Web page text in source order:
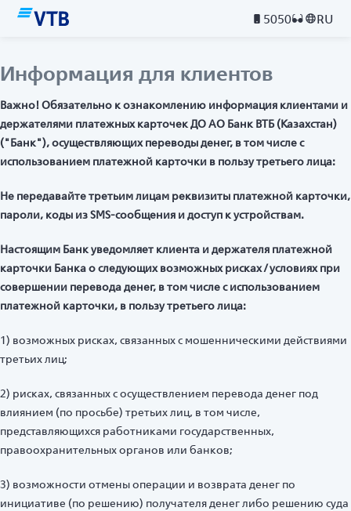
5050 RU
Информация для клиентов
Важно! Обязательно к ознакомлению информация клиентами и
держателями платежных карточек ДО АО Банк ВТБ (Казахстан)
("Банк"), осуществляющих переводы денег, в том числе с
использованием платежной карточки в пользу третьего лица:
Не передавайте третьим лицам реквизиты платежной карточки,
пароли, коды из SMS-сообщения и доступ к устройствам.
Настоящим Банк уведомляет клиента и держателя платежной
карточки Банка о следующих возможных рисках / условиях при
совершении перевода денег, в том числе с использованием
платежной карточки, в пользу третьего лица:
1) возможных рисках, связанных с мошенническими действиями
третьих лиц;
2) рисках, связанных с осуществлением перевода денег под
влиянием (по просьбе) третьих лиц, в том числе,
представляющихся работниками государственных,
правоохранительных органов или банков;
3) возможности отмены операции и возврата денег по
инициативе (по решению) получателя денег либо решению суда